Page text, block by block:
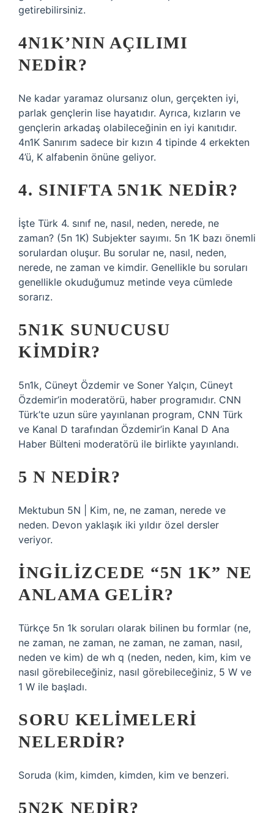
getirebilirsiniz.
4N1K’NIN AÇILIMI
NEDIR?
Ne kadar yaramaz olursanız olun, gerçekten iyi,
parlak gençlerin lise hayatıdır. Ayrıca, kızların ve
gençlerin arkadaş olabileceğinin en iyi kanıtıdır.
4n1K Sanırım sadece bir kızın 4 tipinde 4 erkekten
4’ü, K alfabenin önüne geliyor.
4. SINIFTA 5N1K NEDIR?
İşte Türk 4. sınıf ne, nasıl, neden, nerede, ne
zaman? (5n 1K) Subjekter sayımı. 5n 1K bazı önemli
sorulardan oluşur. Bu sorular ne, nasıl, neden,
nerede, ne zaman ve kimdir. Genellikle bu soruları
genellikle okuduğumuz metinde veya cümlede
sorarız.
5N1K SUNUCUSU
KIMDIR?
5n1k, Cüneyt Özdemir ve Soner Yalçın, Cüneyt
Özdemir’in moderatörü, haber programıdır. CNN
Türk’te uzun süre yayınlanan program, CNN Türk
ve Kanal D tarafından Özdemir’in Kanal D Ana
Haber Bülteni moderatörü ile birlikte yayınlandı.
5 N NEDIR?
Mektubun 5N | Kim, ne, ne zaman, nerede ve
neden. Devon yaklaşık iki yıldır özel dersler
veriyor.
İNGILIZCEDE “5N 1K” NE
ANLAMA GELIR?
Türkçe 5n 1k soruları olarak bilinen bu formlar (ne,
ne zaman, ne zaman, ne zaman, ne zaman, nasıl,
neden ve kim) de wh q (neden, neden, kim, kim ve
nasıl görebileceğiniz, nasıl görebileceğiniz, 5 W ve
1 W ile başladı.
SORU KELIMELERI
NELERDIR?
Soruda (kim, kimden, kimden, kim ve benzeri.
5N2K NEDIR?